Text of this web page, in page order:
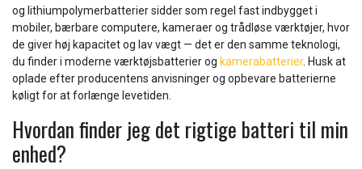
og lithiumpolymerbatterier sidder som regel fast indbygget i
mobiler, bærbare computere, kameraer og trådløse værktøjer, hvor
de giver høj kapacitet og lav vægt — det er den samme teknologi,
du finder i moderne værktøjsbatterier og kamerabatterier. Husk at
oplade efter producentens anvisninger og opbevare batterierne
køligt for at forlænge levetiden.
Hvordan finder jeg det rigtige batteri til min
enhed?